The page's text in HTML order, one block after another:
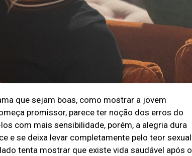
que sejam boas, como mostrar a jovem
promissor, parece ter noção dos erros do
com mais sensibilidade, porém, a alegria dura
e se deixa levar completamente pelo teor sexual
tenta mostrar que existe vida saudável após o